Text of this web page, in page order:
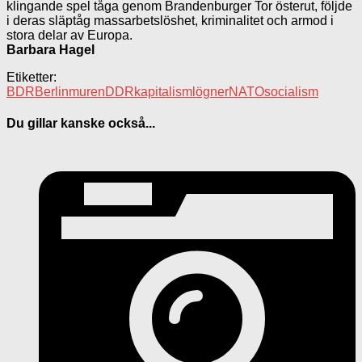
klingande spel tåga genom Brandenburger Tor österut, följde
i deras släptåg massarbetslöshet, kriminalitet och armod i
stora delar av Europa.
Barbara Hagel
Etiketter:
BDRBerlinmurenDDRkapitalism lögnerNATOsocialism
Du gillar kanske också...